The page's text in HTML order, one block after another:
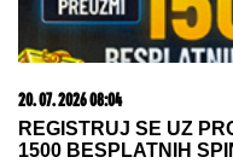
20. 07. 2026 08:04
REGISTRUJ SE UZ
1500 BESPLATNIH